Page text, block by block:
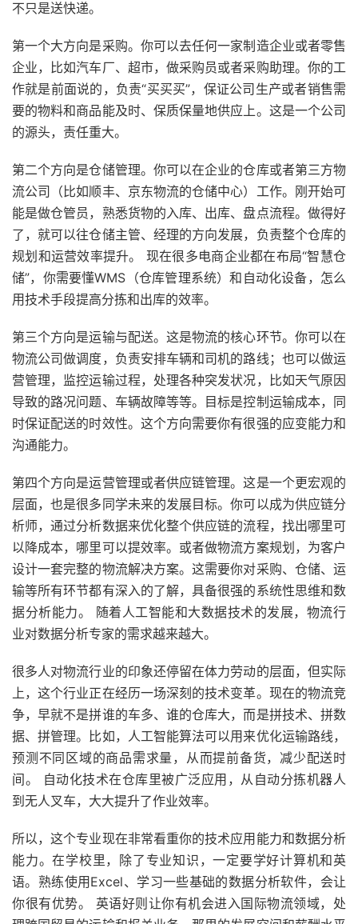
不只是送快递。
第一个大方向是采购。你可以去任何一家制造企业或者零售
企业，比如汽车厂、超市，做采购员或者采购助理。你的工
作就是前面说的，负责“买买买”，保证公司生产或者销售需
要的物料和商品能及时、保质保量地供应上。这是一个公司
的源头，责任重大。
第二个方向是仓储管理。你可以在企业的仓库或者第三方物
流公司（比如顺丰、京东物流的仓储中心）工作。刚开始可
能是做仓管员，熟悉货物的入库、出库、盘点流程。做得好
了，就可以往仓储主管、经理的方向发展，负责整个仓库的
规划和运营效率提升。 现在很多电商企业都在布局“智慧仓
储”，你需要懂WMS（仓库管理系统）和自动化设备，怎么
用技术手段提高分拣和出库的效率。
第三个方向是运输与配送。这是物流的核心环节。你可以在
物流公司做调度，负责安排车辆和司机的路线；也可以做运
营管理，监控运输过程，处理各种突发状况，比如天气原因
导致的路况问题、车辆故障等等。目标是控制运输成本，同
时保证配送的时效性。这个方向需要你有很强的应变能力和
沟通能力。
第四个方向是运营管理或者供应链管理。这是一个更宏观的
层面，也是很多同学未来的发展目标。你可以成为供应链分
析师，通过分析数据来优化整个供应链的流程，找出哪里可
以降成本，哪里可以提效率。或者做物流方案规划，为客户
设计一套完整的物流解决方案。这需要你对采购、仓储、运
输等所有环节都有深入的了解，具备很强的系统性思维和数
据分析能力。 随着人工智能和大数据技术的发展，物流行
业对数据分析专家的需求越来越大。
很多人对物流行业的印象还停留在体力劳动的层面，但实际
上，这个行业正在经历一场深刻的技术变革。现在的物流竞
争，早就不是拼谁的车多、谁的仓库大，而是拼技术、拼数
据、拼管理。比如，人工智能算法可以用来优化运输路线，
预测不同区域的商品需求量，从而提前备货，减少配送时
间。 自动化技术在仓库里被广泛应用，从自动分拣机器人
到无人叉车，大大提升了作业效率。
所以，这个专业现在非常看重你的技术应用能力和数据分析
能力。在学校里，除了专业知识，一定要学好计算机和英
语。熟练使用Excel、学习一些基础的数据分析软件，会让
你很有优势。 英语好则让你有机会进入国际物流领域，处